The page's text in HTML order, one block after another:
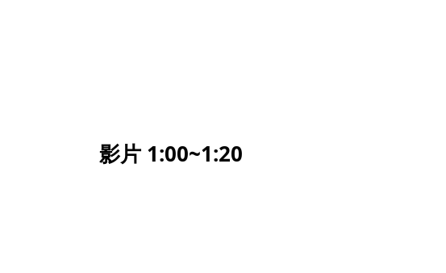
影片 1:00~1:20